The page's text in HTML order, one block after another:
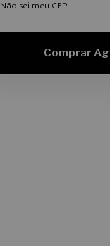
Não sei meu CEP